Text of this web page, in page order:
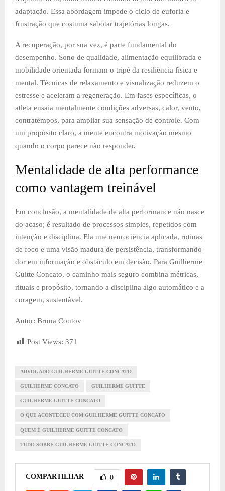
adaptação. Essa abordagem impede o ciclo de euforia e
frustração que costuma sabotar trajetórias longas.
A recuperação, por sua vez, é parte fundamental do
desempenho. Sono de qualidade, alimentação equilibrada e
mobilidade orientada formam o tripé da resiliência física e
mental. Técnicas de relaxamento e visualização reduzem o
estresse e aceleram a regeneração. Em fases específicas, o
atleta ensaia mentalmente condições adversas, calor, vento,
contratempos, para ampliar sua sensação de controle. Com
um propósito claro, a mente encontra motivação mesmo
quando o corpo parece não responder.
Mentalidade de alta performance
como vantagem treinável
Em conclusão, a mentalidade de alta performance não nasce
do acaso; é resultado de processos simples, repetidos com
intenção e disciplina. Ela une neurociência aplicada, rotinas
de foco e uma visão madura de persistência, transformando
dor em informação e obstáculo em decisão. Para Guilherme
Guitte Concato, o caminho mais seguro combina métricas,
rituais e propósito, tornando a disciplina algo automático e a
coragem, sustentável.
Autor: Bruna Coutov
Post Views: 371
ADVOGADO GUILHERME GUITTE CONCATO
GUILHERME CONCATO GUILHERME GUITTE
GUILHERME GUITTE CONCATO
O QUE ACONTECEU COM GUILHERME GUITTE CONCATO
QUEM É GUILHERME GUITTE CONCATO
TUDO SOBRE GUILHERME GUITTE CONCATO
COMPARTILHAR 0